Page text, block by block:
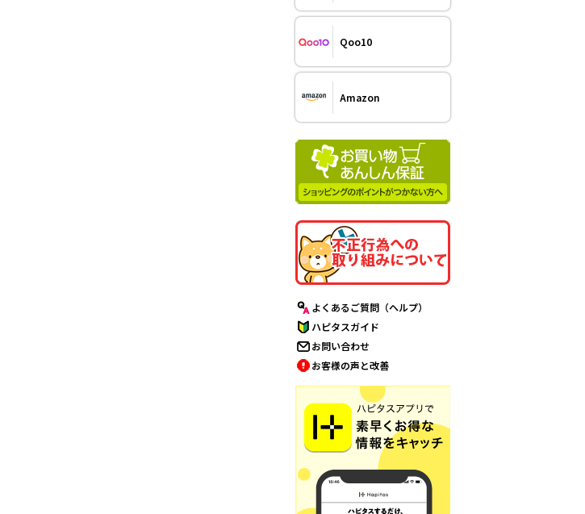
Qoo10
Amazon
よくあるご質問（ヘルプ）
ハピタスガイド
お問い合わせ
お客様の声と改善